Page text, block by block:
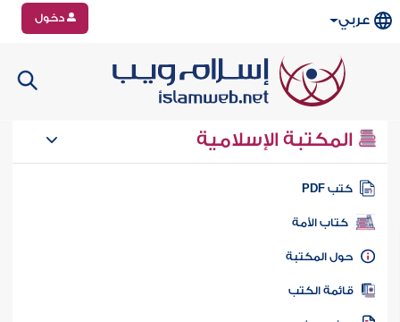
عربي دخول
المكتبة الإسلامية
كتب PDF
كتاب الأمة
المكتبة